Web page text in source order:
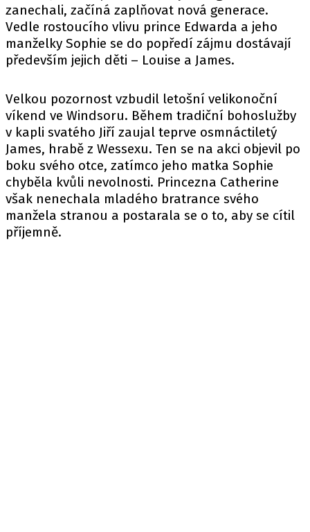
zanechali, začíná zaplňovat nová generace.
Vedle rostoucího vlivu prince Edwarda a jeho
manželky Sophie se do popředí zájmu dostávají
především jejich děti – Louise a James.
Velkou pozornost vzbudil letošní velikonoční
víkend ve Windsoru. Během tradiční bohoslužby
v kapli svatého Jiří zaujal teprve osmnáctiletý
James, hrabě z Wessexu. Ten se na akci objevil po
boku svého otce, zatímco jeho matka Sophie
chyběla kvůli nevolnosti. Princezna Catherine
však nenechala mladého bratrance svého
manžela stranou a postarala se o to, aby se cítil
příjemně.